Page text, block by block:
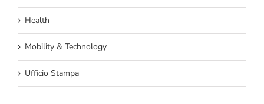
Health
Mobility & Technology
Ufficio Stampa